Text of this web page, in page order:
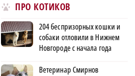
ПРО КОТИКОВ
204 беспризорных кошки и
собаки отловили в Нижнем
Новгороде с начала года
Ветеринар Смирнов